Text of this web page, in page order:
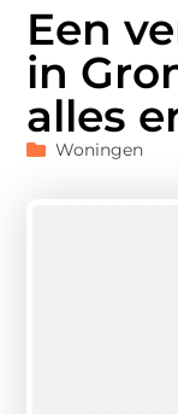
Een
in
alles
Woningen